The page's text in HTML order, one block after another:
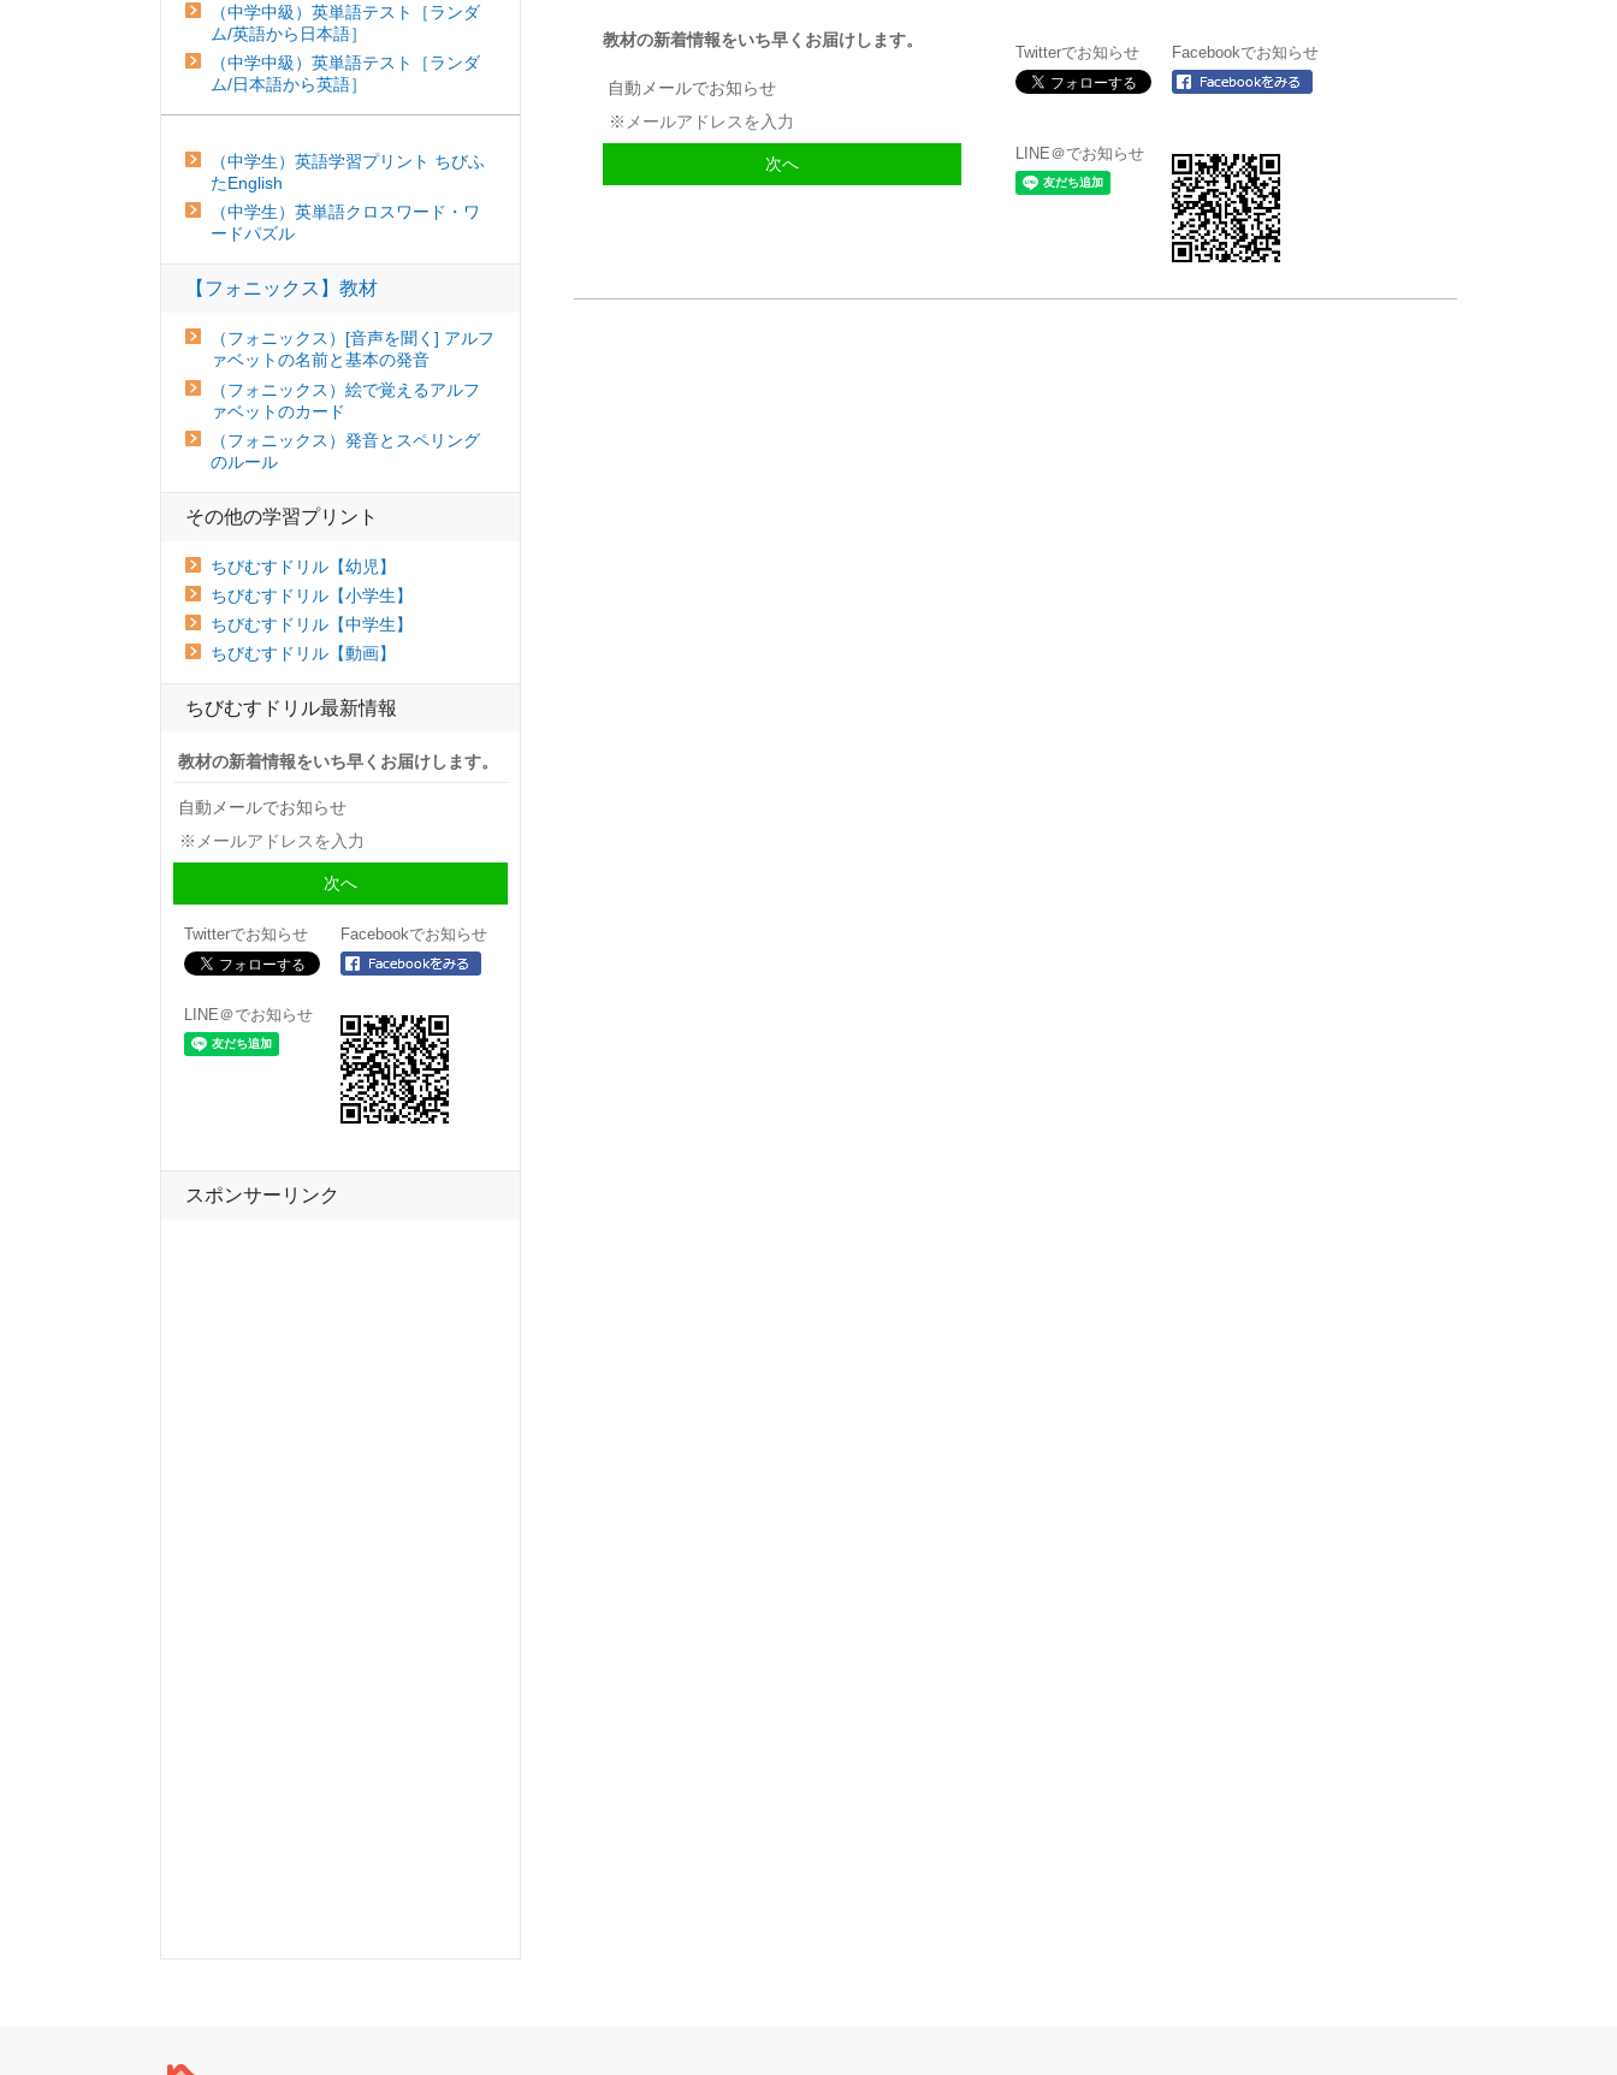
教材の新着情報をいち早くお届けします。
自動メールでお知らせ
Twitterでお知らせ Facebookでお知らせ
LINE＠でお知らせ
（中学中級）英単語テスト［ランダ
ム/英語から日本語］
（中学中級）英単語テスト［ランダ
ム/日本語から英語］
（中学生）英語学習プリント ちびふ
たEnglish
（中学生）英単語クロスワード・ワ
ードパズル
【フォニックス】教材
（フォニックス）[音声を聞く] アルフ
ァベットの名前と基本の発音
（フォニックス）絵で覚えるアルフ
ァベットのカード
（フォニックス）発音とスペリング
のルール
その他の学習プリント
ちびむすドリル【幼児】
ちびむすドリル【小学生】
ちびむすドリル【中学生】
ちびむすドリル【動画】
ちびむすドリル最新情報
教材の新着情報をいち早くお届けします。
自動メールでお知らせ
Twitterでお知らせ Facebookでお知らせ
LINE＠でお知らせ
スポンサーリンク